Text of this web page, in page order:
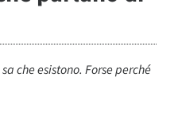
che esistono. Forse perché